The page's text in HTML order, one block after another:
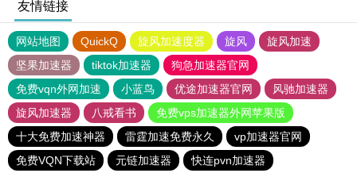
友情链接
网站地图 QuickQ 旋风加速度器 旋风
旋风加速
坚果加速器
tiktok加速器
狗急加速器官网
免费vqn外网加速
小蓝鸟 优途加速器官网
风驰加速器
旋风加速器
八戒看书
免费vps加速器外网苹果版
十大免费加速神器
雷霆加速免费永久
vp加速器官网
免费VQN下载站
元链加速器 快连pvn加速器